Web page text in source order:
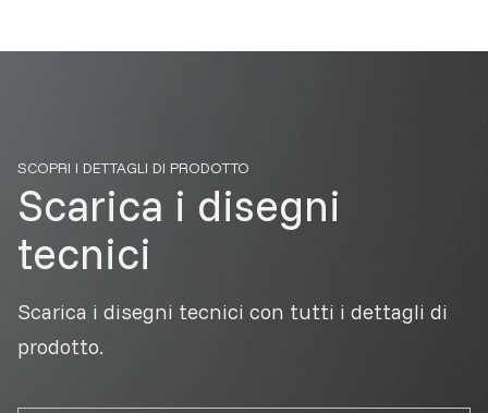
SCOPRI I DETTAGLI DI PRODOTTO
Scarica i disegni
tecnici
Scarica i disegni tecnici con tutti i dettagli di
prodotto.